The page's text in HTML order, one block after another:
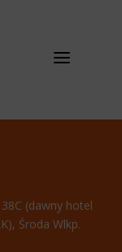
a
(dawny hotel
Środa Wlkp.